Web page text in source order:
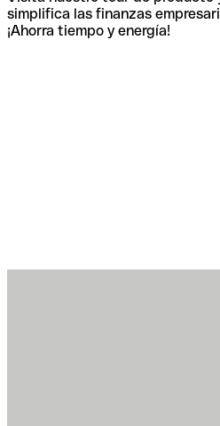
simplifica las finanzas
¡Ahorra tiempo y energía!